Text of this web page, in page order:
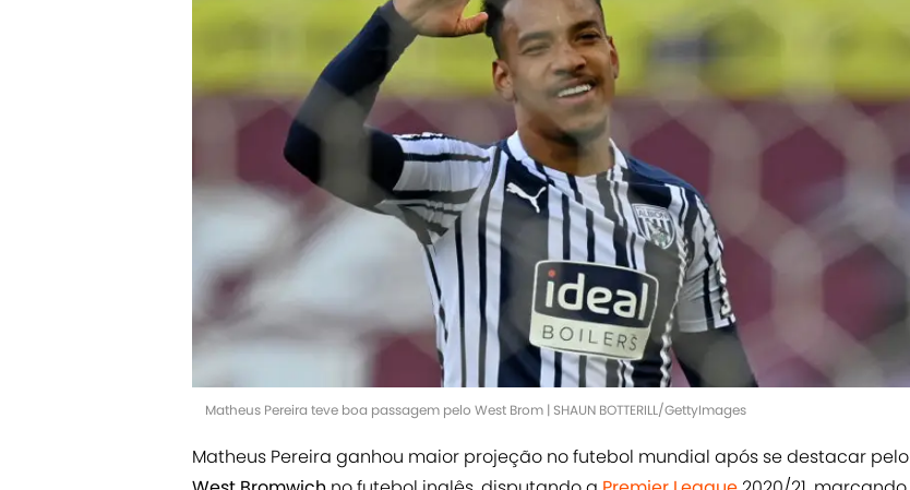
Matheus Pereira teve boa passagem pelo West Brom | SHAUN BOTTERILL/GettyImages
Matheus Pereira ganhou maior projeção no futebol mundial após se destacar pelo